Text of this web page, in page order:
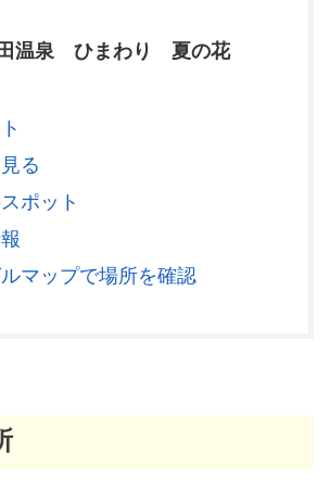
田温泉 ひまわり 夏の花
る
ポット
マップで場所を確認